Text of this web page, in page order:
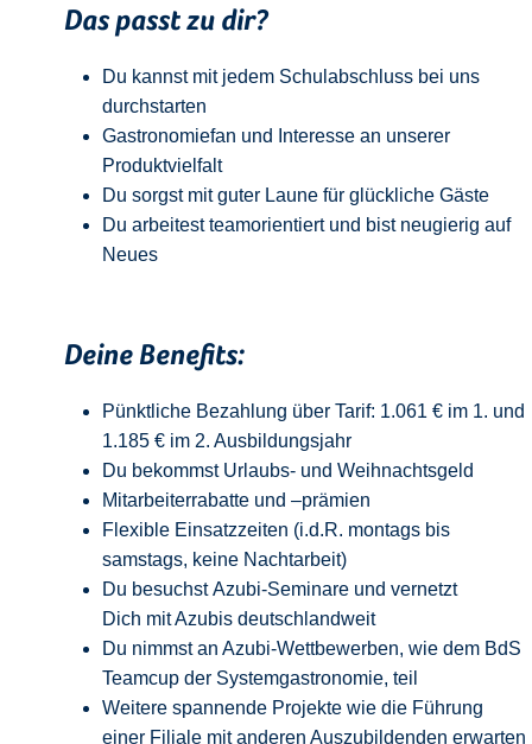
Das passt zu dir?
Du kannst mit jedem Schulabschluss bei uns
durchstarten
Gastronomiefan und
Interesse an unserer
Produktvielfalt
Du sorgst mit guter Laune für glückliche Gäste
Du arbeitest teamorientiert und bist neugierig auf
Neues
Deine Benefits:
Pünktliche Bezahlung über Tarif: 1.061 € im 1. und
1.185 € im 2. Ausbildungsjahr
Du bekommst Urlaubs- und Weihnachtsgeld
Mitarbeiterrabatte und –prämien
Flexible Einsatzzeiten (i.d.R. montags bis
samstags, keine Nachtarbeit)
Du besuchst Azubi-Seminare und vernetzt
Dich mit Azubis deutschlandweit
Du nimmst an Azubi-Wettbewerben, wie dem BdS
Teamcup der Systemgastronomie, teil
Weitere spannende Projekte wie die Führung
einer Filiale mit anderen Auszubildenden erwarten